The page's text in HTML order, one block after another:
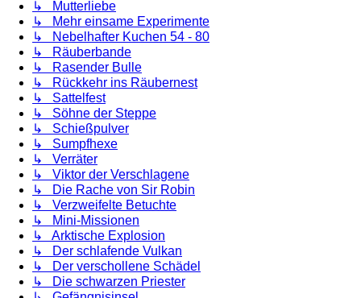
↳ Mutterliebe
↳ Mehr einsame Experimente
↳ Nebelhafter Kuchen 54 - 80
↳ Räuberbande
↳ Rasender Bulle
↳ Rückkehr ins Räubernest
↳ Sattelfest
↳ Söhne der Steppe
↳ Schießpulver
↳ Sumpfhexe
↳ Verräter
↳ Viktor der Verschlagene
↳ Die Rache von Sir Robin
↳ Verzweifelte Betuchte
↳ Mini-Missionen
↳ Arktische Explosion
↳ Der schlafende Vulkan
↳ Der verschollene Schädel
↳ Die schwarzen Priester